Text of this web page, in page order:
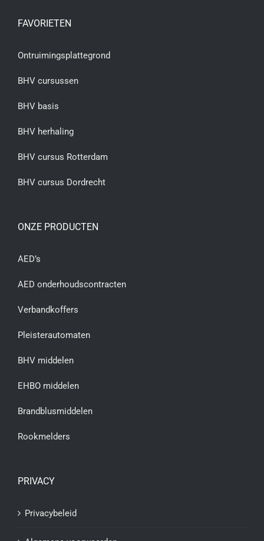
FAVORIETEN
Ontruimingsplattegrond
BHV cursussen
BHV basis
BHV herhaling
BHV cursus Rotterdam
BHV cursus Dordrecht
ONZE PRODUCTEN
AED’s
AED onderhoudscontracten
Verbandkoffers
Pleisterautomaten
BHV middelen
EHBO middelen
Brandblusmiddelen
Rookmelders
PRIVACY
Privacybeleid